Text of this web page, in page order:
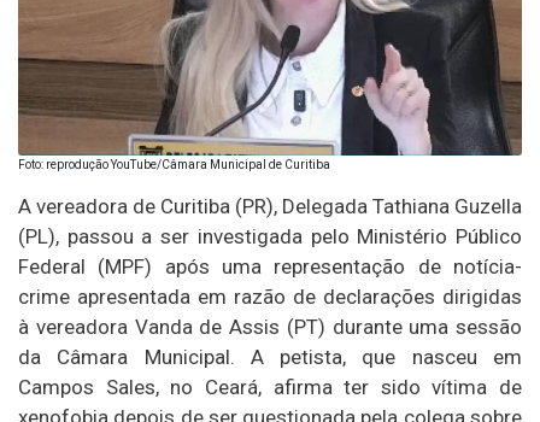
Foto: reprodução YouTube/Câmara Municipal de Curitiba
A vereadora de Curitiba (PR), Delegada Tathiana Guzella
(PL), passou a ser investigada pelo Ministério Público
Federal (MPF) após uma representação de notícia-
crime apresentada em razão de declarações dirigidas
à vereadora Vanda de Assis (PT) durante uma sessão
da Câmara Municipal. A petista, que nasceu em
Campos Sales, no Ceará, afirma ter sido vítima de
xenofobia depois de ser questionada pela colega sobre